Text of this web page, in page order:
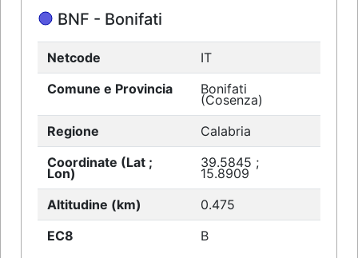
BNF - Bonifati
Netcode
IT
Comune e Provincia
Bonifati
(Cosenza)
Regione
Calabria
Coordinate (Lat ;
Lon)
39.5845 ;
15.8909
Altitudine (km)
0.475
EC8
B